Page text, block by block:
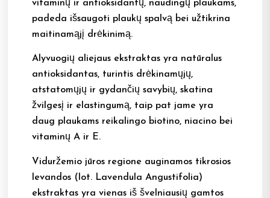
vitaminų ir antioksidantų, naudingų plaukams,
padeda išsaugoti plaukų spalvą bei užtikrina
maitinamąjį drėkinimą.
Alyvuogių aliejaus ekstraktas yra natūralus
antioksidantas, turintis drėkinamųjų,
atstatomųjų ir gydančių savybių, skatina
žvilgesį ir elastingumą, taip pat jame yra
daug plaukams reikalingo biotino, niacino bei
vitaminų A ir E.
Viduržemio jūros regione auginamos tikrosios
levandos (lot. Lavendula Angustifolia)
ekstraktas yra vienas iš švelniausių gamtos